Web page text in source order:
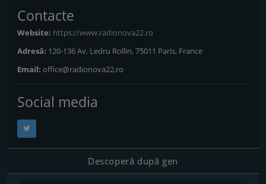
Contacte
Website: https://www.radionova22.ro
Adresă: 120-136 Av. Ledru Rollin, 75011 Paris, France
Email: office@radionova22.ro
Social media
Descoperă după gen